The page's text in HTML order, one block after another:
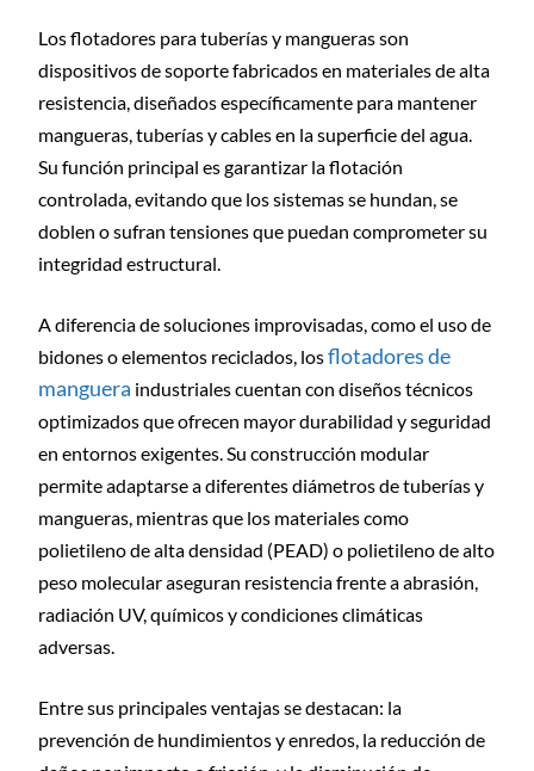
Los flotadores para tuberías y mangueras son
dispositivos de soporte fabricados en materiales de alta
resistencia, diseñados específicamente para mantener
mangueras, tuberías y cables en la superficie del agua.
Su función principal es garantizar la flotación
controlada, evitando que los sistemas se hundan, se
doblen o sufran tensiones que puedan comprometer su
integridad estructural.
A diferencia de soluciones improvisadas, como el uso de
bidones o elementos reciclados, losflotadores de
manguera industriales cuentan con diseños técnicos
optimizados que ofrecen mayor durabilidad y seguridad
en entornos exigentes. Su construcción modular
permite adaptarse a diferentes diámetros de tuberías y
mangueras, mientras que los materiales como
polietileno de alta densidad (PEAD) o polietileno de alto
peso molecular aseguran resistencia frente a abrasión,
radiación UV, químicos y condiciones climáticas
adversas.
Entre sus principales ventajas se destacan: la
prevención de hundimientos y enredos, la reducción de